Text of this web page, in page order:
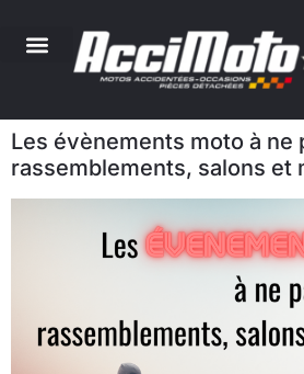
Les évènements moto à ne
rassemblements, salons et